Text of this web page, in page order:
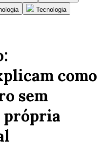
Tecnologia
como
sem
própria